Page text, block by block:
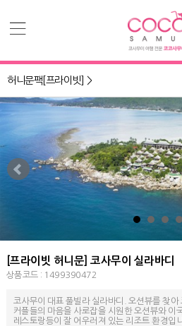
허니문팩[프라이빗] >
[프라이빗 허니문] 코사무이 실라바디
상품코드 : 1499390472
코사무이 대표 풀빌라 실라바디. 오션뷰를 찾
커플들의 마음을 사로잡을 시원한 오션뷰와 이
레스토랑등이 잘 어우러져 있는 리조트 환경입